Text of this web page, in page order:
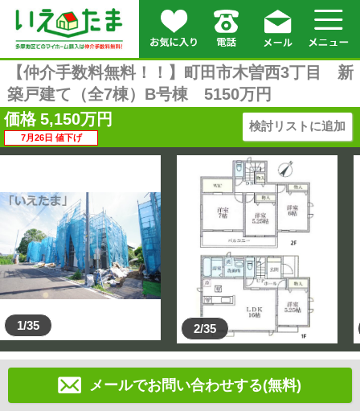
【仲介手数料無料！！】町田市木曽西3丁目 新
築戸建て（全7棟）B号棟 5150万円
価格 5,150万円
7月26日 値下げ
検討リストに追加
1/35 2/35
メールでお問い合わせする(無料)